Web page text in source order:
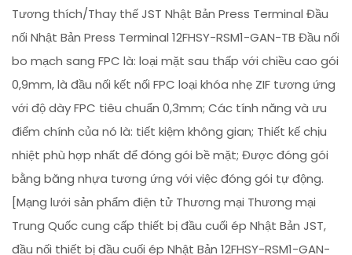
Tương thích/Thay thế JST Nhật Bản Press Terminal Đầu
nối Nhật Bản Press Terminal 12FHSY-RSM1-GAN-TB Đầu nối
bo mạch sang FPC là: loại mặt sau thấp với chiều cao gói
0,9mm, là đầu nối kết nối FPC loại khóa nhẹ ZIF tương ứng
với độ dày FPC tiêu chuẩn 0,3mm; Các tính năng và ưu
điểm chính của nó là: tiết kiệm không gian; Thiết kế chịu
nhiệt phù hợp nhất để đóng gói bề mặt; Được đóng gói
bằng băng nhựa tương ứng với việc đóng gói tự động.
[Mạng lưới sản phẩm điện tử Thương mại Thương mại
Trung Quốc cung cấp thiết bị đầu cuối ép Nhật Bản JST,
đầu nối thiết bị đầu cuối ép Nhật Bản 12FHSY-RSM1-GAN-